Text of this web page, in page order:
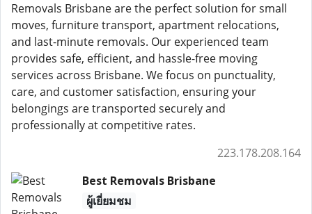
Removals Brisbane are the perfect solution for small
moves, furniture transport, apartment relocations,
and last-minute removals. Our experienced team
provides safe, efficient, and hassle-free moving
services across Brisbane. We focus on punctuality,
care, and customer satisfaction, ensuring your
belongings are transported securely and
professionally at competitive rates.
223.178.208.164
Best Removals Brisbane
ผู้เยี่ยมชม